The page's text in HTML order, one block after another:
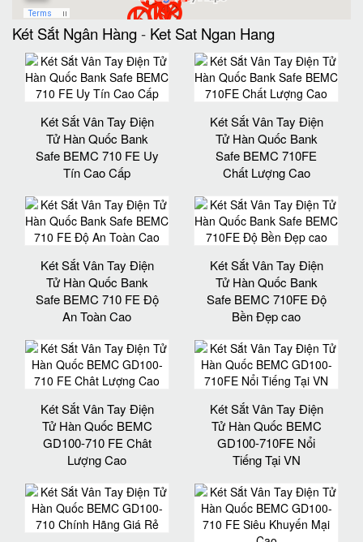
Két Sắt Ngân Hàng- Ket Sat Ngan Hang
Két Sắt Vân Tay Điện
Tử Hàn Quốc Bank
Safe BEMC 710 FE Uy
Tín Cao Cấp
Két Sắt Vân Tay Điện
Tử Hàn Quốc Bank
Safe BEMC 710FE
Chất Lượng Cao
Két Sắt Vân Tay Điện
Tử Hàn Quốc Bank
Safe BEMC 710 FE Độ
An Toàn Cao
Két Sắt Vân Tay Điện
Tử Hàn Quốc Bank
Safe BEMC 710FE Độ
Bền Đẹp cao
Két Sắt Vân Tay Điện
Tử Hàn Quốc BEMC
GD100-710 FE Chât
Lượng Cao
Két Sắt Vân Tay Điện
Tử Hàn Quốc BEMC
GD100-710FE Nổi
Tiếng Tại VN